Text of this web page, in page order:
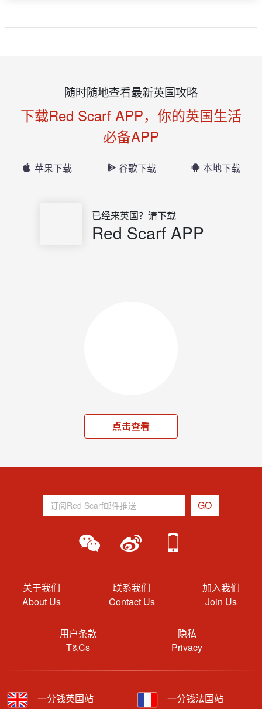
随时随地查看最新英国攻略
下载Red Scarf APP，你的英国生活
必备APP
苹果下载 谷歌下载 本地下载
已经来英国？请下载
Red Scarf APP
点击查看
关于我们
About Us
联系我们
Contact Us
加入我们
Join Us
用户条款
T&Cs
隐私
Privacy
一分钱英国站 一分钱法国站